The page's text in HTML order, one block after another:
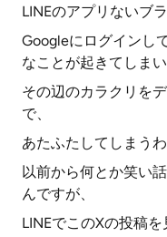
LINEのアプリないブ
Googleにログインし
なことが起きてしまい
その辺のカラクリを
で、
あたふたしてしまうわ
以前から何とか笑い
んですが、
LINEでこのXの投稿を